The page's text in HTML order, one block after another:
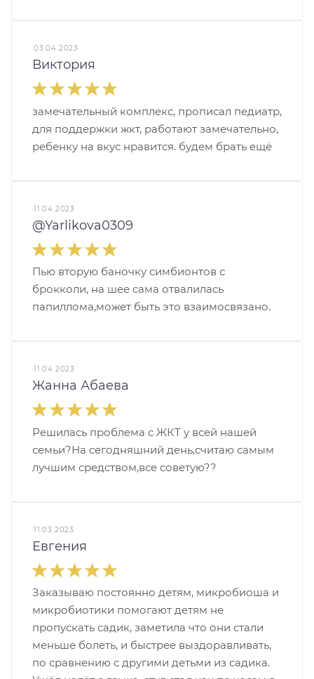
03.04.2023
Виктория
замечательный комплекс, прописал педиатр,
для поддержки жкт, работают замечательно,
ребенку на вкус нравится. будем брать ещё
11.04.2023
@Yarlikova0309
Пью вторую баночку симбионтов с
брокколи, на шее сама отвалилась
папиллома,может быть это взаимосвязано.
11.04.2023
Жанна Абаева
Решилась проблема с ЖКТ у всей нашей
семьи?На сегодняшний день,считаю самым
лучшим средством,все советую??
11.03.2023
Евгения
Заказываю постоянно детям, микробиоша и
микробиотики помогают детям не
пропускать садик, заметила что они стали
меньше болеть, и быстрее выздоравливать,
по сравнению с другими детьми из садика.